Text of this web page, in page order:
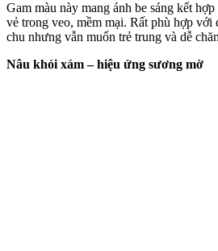
Gam màu này mang ánh be sáng kết
vẻ trong veo, mềm mại. Rất phù hợp với
chu nhưng vẫn muốn trẻ trung và dễ
Nâu khói xám – hiệu ứng sương mờ